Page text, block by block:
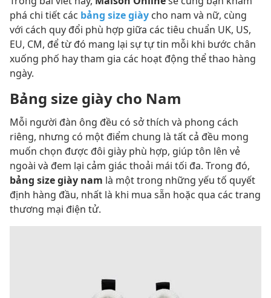
phá chi tiết các bảng size giày cho nam và nữ, cùng
với cách quy đổi phù hợp giữa các tiêu chuẩn UK, US,
EU, CM, để từ đó mang lại sự tự tin mỗi khi bước chân
xuống phố hay tham gia các hoạt động thể thao hàng
ngày.
Bảng size giày cho Nam
Mỗi người đàn ông đều có sở thích và phong cách
riêng, nhưng có một điểm chung là tất cả đều mong
muốn chọn được đôi giày phù hợp, giúp tôn lên vẻ
ngoài và đem lại cảm giác thoải mái tối đa. Trong đó,
bảng size giày nam là một trong những yếu tố quyết
định hàng đầu, nhất là khi mua sẵn hoặc qua các trang
thương mại điện tử.